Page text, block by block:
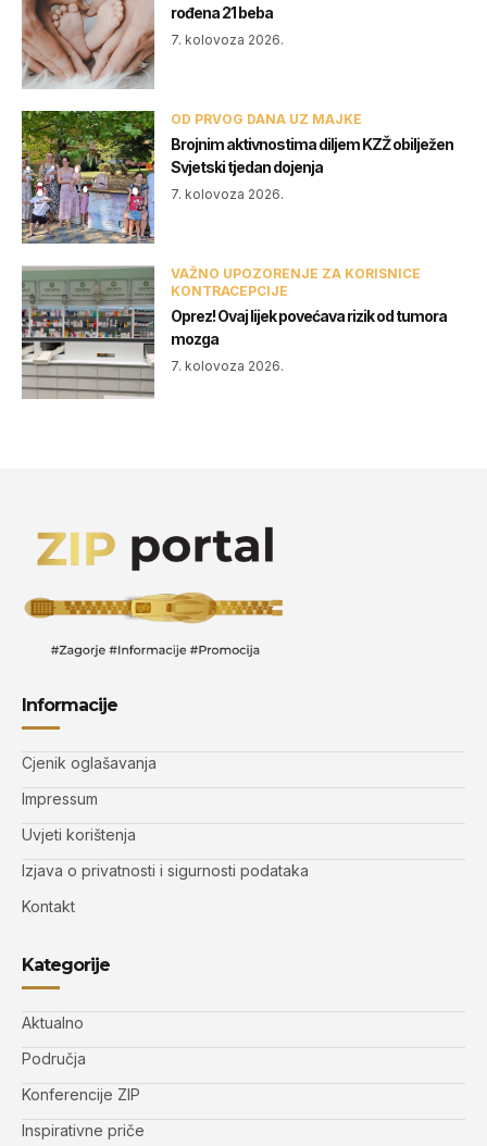
rođena 21 beba
7. kolovoza 2026.
OD PRVOG DANA UZ MAJKE
Brojnim aktivnostima diljem KZŽ obilježen
Svjetski tjedan dojenja
7. kolovoza 2026.
VAŽNO UPOZORENJE ZA KORISNICE
KONTRACEPCIJE
Oprez! Ovaj lijek povećava rizik od tumora
mozga
7. kolovoza 2026.
Informacije
Cjenik oglašavanja
Impressum
Uvjeti korištenja
Izjava o privatnosti i sigurnosti podataka
Kontakt
Kategorije
Aktualno
Područja
Konferencije ZIP
Inspirativne priče